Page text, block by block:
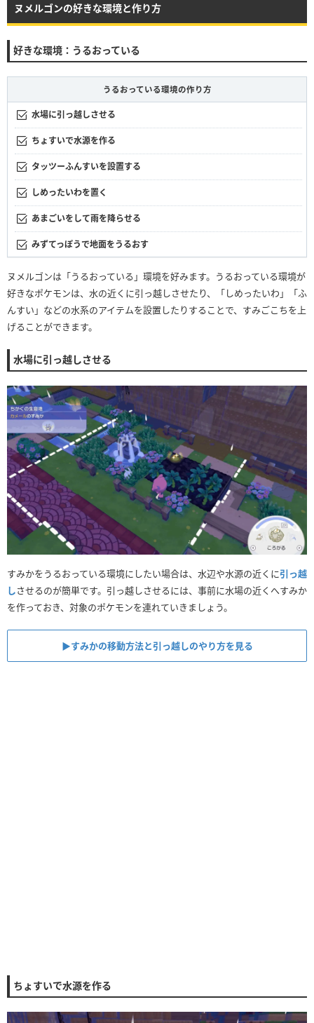
ヌメルゴンの好きな環境と作り方
好きな環境：うるおっている
うるおっている環境の作り方
水場に引っ越しさせる
ちょすいで水源を作る
タッツーふんすいを設置する
しめったいわを置く
あまごいをして雨を降らせる
みずてっぽうで地面をうるおす
ヌメルゴンは「うるおっている」環境を好みます。うるおっている環境が
好きなポケモンは、水の近くに引っ越しさせたり、「しめったいわ」「ふ
んすい」などの水系のアイテムを設置したりすることで、すみごこちを上
げることができます。
水場に引っ越しさせる
すみかをうるおっている環境にしたい場合は、水辺や水源の近くに引っ越
しさせるのが簡単です。引っ越しさせるには、事前に水場の近くへすみか
を作っておき、対象のポケモンを連れていきましょう。
▶︎すみかの移動方法と引っ越しのやり方を見る
ちょすいで水源を作る